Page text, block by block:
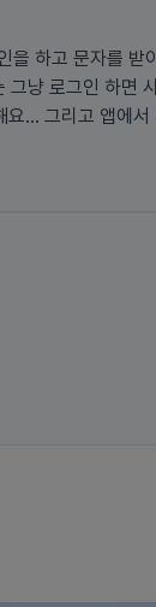
을 하고 문자를 받
그냥 로그인 하면
튕겨지